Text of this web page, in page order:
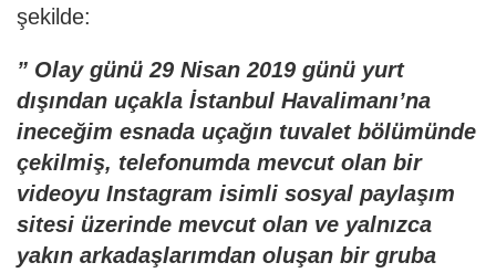
şekilde:
” Olay günü 29 Nisan 2019 günü yurt
dışından uçakla İstanbul Havalimanı’na
ineceğim esnada uçağın tuvalet bölümünde
çekilmiş, telefonumda mevcut olan bir
videoyu Instagram isimli sosyal paylaşım
sitesi üzerinde mevcut olan ve yalnızca
yakın arkadaşlarımdan oluşan bir gruba